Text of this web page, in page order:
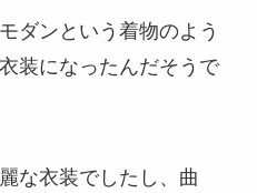
ダンという着物のよう
装になったんだそうで
な衣装でしたし、曲